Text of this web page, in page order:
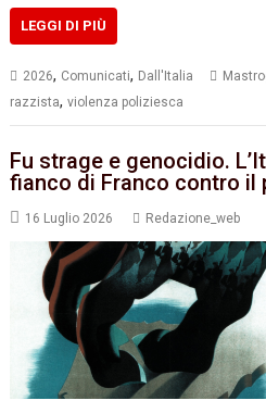
LEGGI DI PIÙ
2026, Comunicati, Dall'Italia
razzista,violenza poliziesca
Fu strage e genocidio.
fianco di Franco contro il
16 Luglio 2026 Redazione_web